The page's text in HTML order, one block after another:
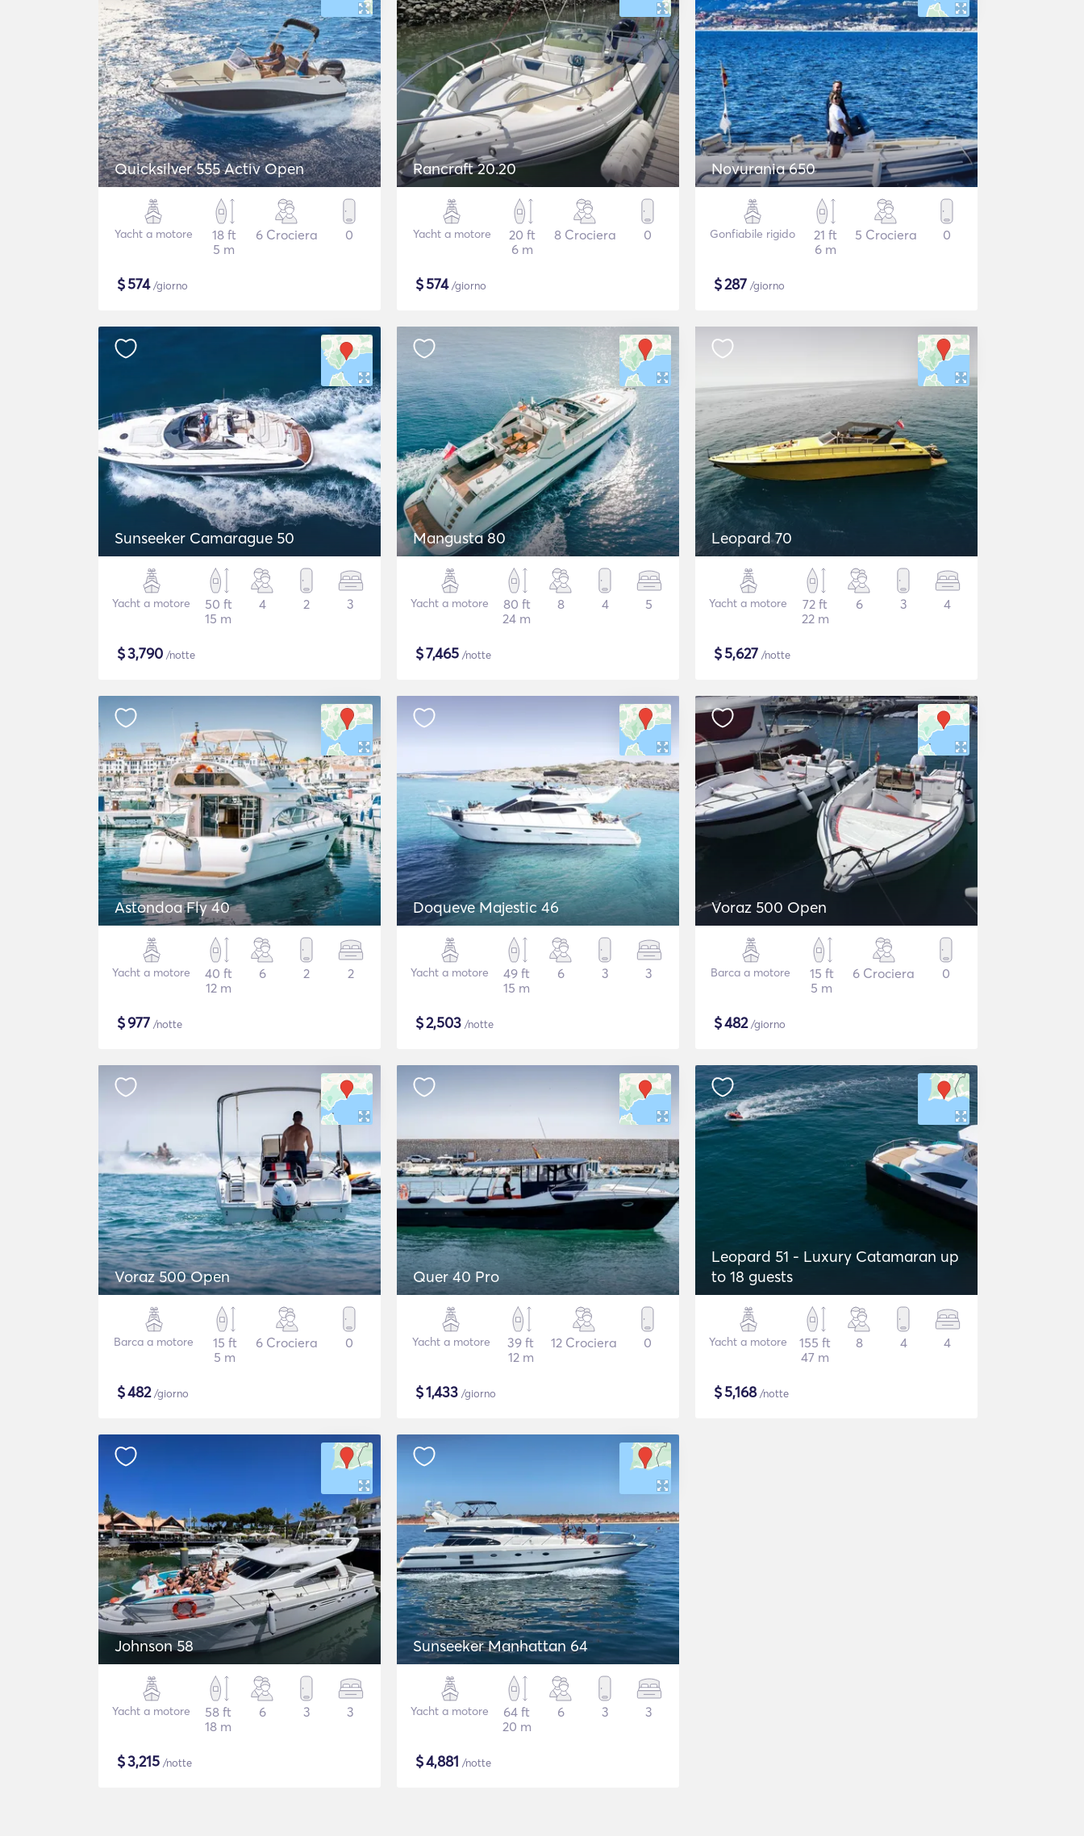
Quicksilver 555 Activ Open
Yacht a motore
18 ft
5 m
6 Crociera 0
$574/giorno
Rancraft 20.20
Yacht a motore
20 ft
6 m
8 Crociera 0
$574/giorno
Novurania 650
Gonfiabile rigido
21 ft
6 m
5 Crociera 0
$287 /giorno
Sunseeker Camarague 50
Yacht a motore
50 ft
15 m
4 2 3
$3,790 /notte
Mangusta 80
Yacht a motore
80 ft
24 m
8 4 5
$7,465 /notte
Leopard 70
Yacht a motore
72 ft
22 m
6 3 4
$5,627 /notte
Astondoa Fly 40
Yacht a motore
40 ft
12 m
6 2 2
$977 /notte
Doqueve Majestic 46
Yacht a motore
49 ft
15 m
6 3 3
$2,503 /notte
Voraz 500 Open
Barca a motore
15 ft
5 m
6 Crociera 0
$482/giorno
Voraz 500 Open
Barca a motore
15 ft
5 m
6 Crociera 0
$482/giorno
Quer 40 Pro
Yacht a motore
39 ft
12 m
12 Crociera 0
$1,433 /giorno
Leopard 51 - Luxury Catamaran up
to 18 guests
Yacht a motore
155 ft
47 m
8 4 4
$5,168/notte
Johnson 58
Yacht a motore
58 ft
18 m
6 3 3
$3,215 /notte
Sunseeker Manhattan 64
Yacht a motore
64 ft
20 m
6 3 3
$4,881 /notte